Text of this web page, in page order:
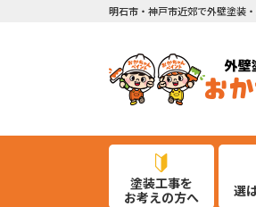
明石市・神戸市近郊で外壁塗装
塗装工事を
お考えの方へ
選